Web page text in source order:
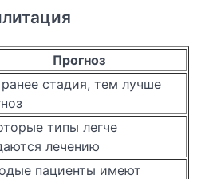
Прогноз
стадия, тем лучше
типы легче
лечению
пациенты имеют